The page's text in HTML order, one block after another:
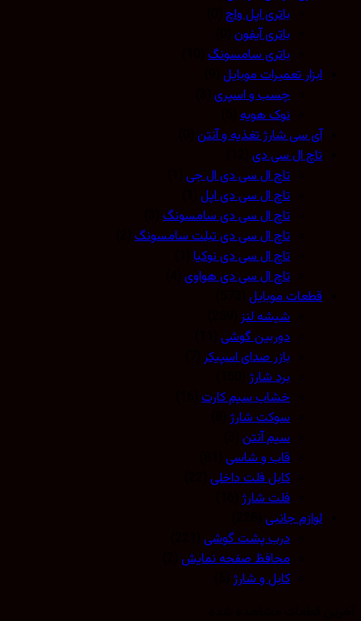
باتری اپل واچ(0)
باتری آیفون(0)
باتری سامسونگ(10)
ابزار تعمیرات موبایل(9)
چسب و اسپری(3)
نوک هویه(5)
آی سی شارژ تغذیه و آنتن(0)
تاچ ال سی دی(12)
تاچ ال سی دی ال جی(1)
تاچ ال سی دی اپل(1)
تاچ ال سی دی سامسونگ(3)
تاچ ال سی دی تبلت سامسونگ(2)
تاچ ال سی دی نوکیا (1)
تاچ ال سی دی هواوی(4)
قطعات موبایل(573)
شیشه لنز(259)
دوربین گوشی(11)
بازر صدای اسپیکر(7)
برد شارژ(150)
خشاب سیم کارت(16)
سوکت شارژ(8)
سیم آنتن(3)
قاب و شاسی(81)
کابل فلت داخلی(22)
فلت شارژ(16)
لوازم جانبی(228)
درب پشت گوشی(221)
محافظ صفحه نمایش(2)
کابل و شارژ(5)